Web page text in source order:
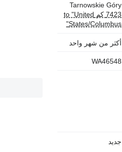
Tarnowskie Góry
7423 كم to "United
States/Columbus"
أكثر من شهر واحد
WA46548
جديد